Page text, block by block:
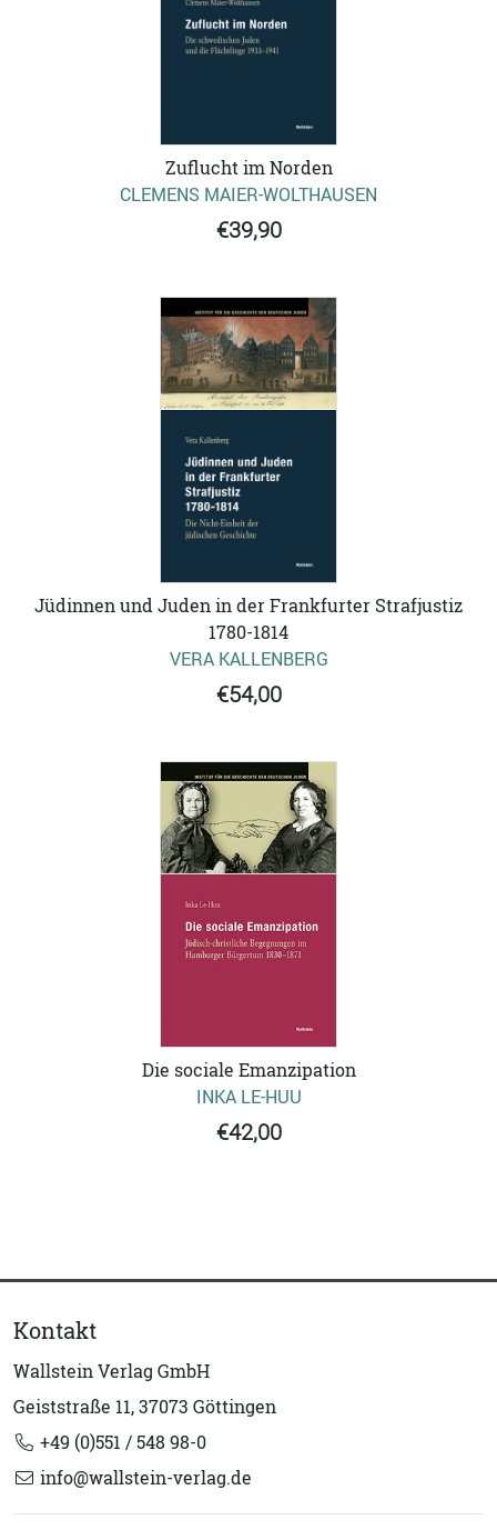
Zuflucht im Norden
CLEMENS MAIER-WOLTHAUSEN
€39,90
Jüdinnen und Juden in der Frankfurter Strafjustiz
1780-1814
VERA KALLENBERG
€54,00
Die sociale Emanzipation
INKA LE-HUU
€42,00
Kontakt
Wallstein Verlag GmbH
Geiststraße 11, 37073 Göttingen
+49 (0)551 / 548 98-0
info@wallstein-verlag.de